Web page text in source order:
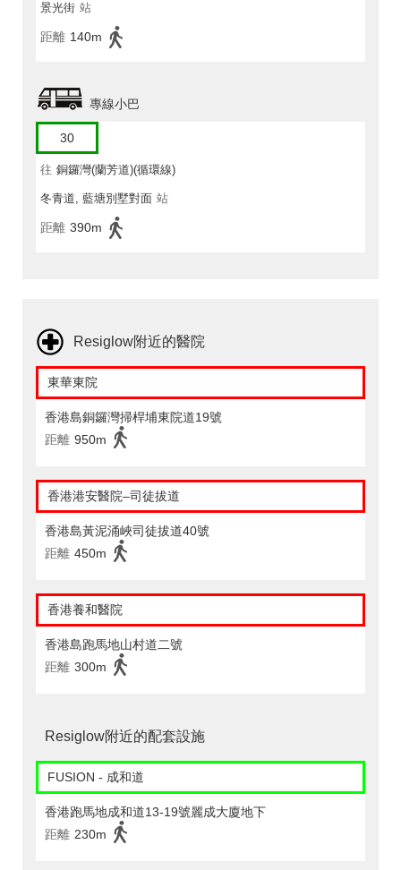
景光街 站
距離 140m
專線小巴
30
往 銅鑼灣(蘭芳道)(循環線)
冬青道, 藍塘別墅對面 站
距離 390m
Resiglow附近的醫院
東華東院
香港島銅鑼灣掃桿埔東院道19號
距離 950m
香港港安醫院–司徒拔道
香港島黃泥涌峽司徒拔道40號
距離 450m
香港養和醫院
香港島跑馬地山村道二號
距離 300m
Resiglow附近的配套設施
FUSION - 成和道
香港跑馬地成和道13-19號麗成大廈地下
距離 230m